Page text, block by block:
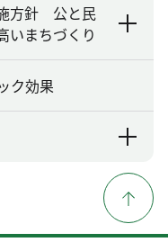
方針 公と民
いまちづくり
ク効果